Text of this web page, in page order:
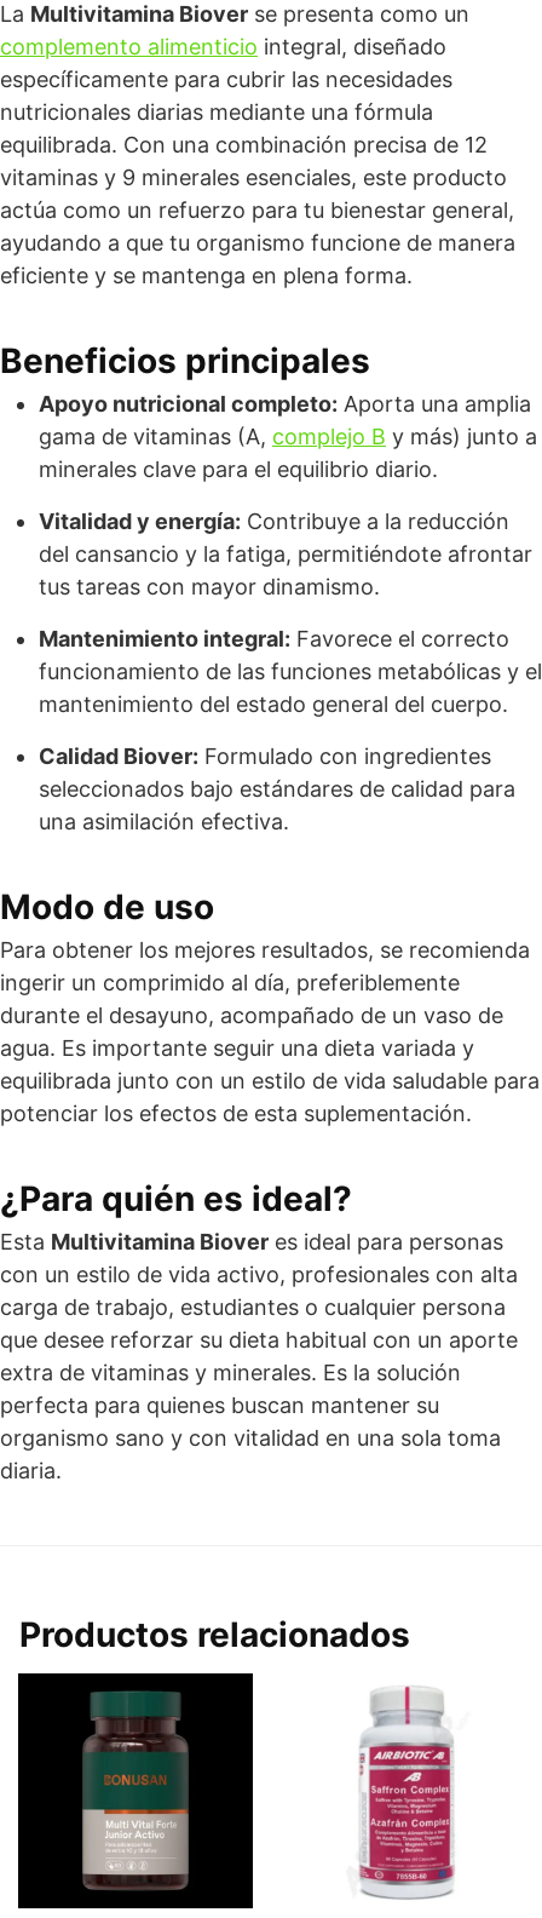
La Multivitamina Biover se presenta como un
complemento alimenticio integral, diseñado
específicamente para cubrir las necesidades
nutricionales diarias mediante una fórmula
equilibrada. Con una combinación precisa de 12
vitaminas y 9 minerales esenciales, este producto
actúa como un refuerzo para tu bienestar general,
ayudando a que tu organismo funcione de manera
eficiente y se mantenga en plena forma.
Beneficios principales
Apoyo nutricional completo: Aporta una amplia
gama de vitaminas (A, complejo B y más) junto a
minerales clave para el equilibrio diario.
Vitalidad y energía: Contribuye a la reducción
del cansancio y la fatiga, permitiéndote afrontar
tus tareas con mayor dinamismo.
Mantenimiento integral: Favorece el correcto
funcionamiento de las funciones metabólicas y el
mantenimiento del estado general del cuerpo.
Calidad Biover: Formulado con ingredientes
seleccionados bajo estándares de calidad para
una asimilación efectiva.
Modo de uso
Para obtener los mejores resultados, se recomienda
ingerir un comprimido al día, preferiblemente
durante el desayuno, acompañado de un vaso de
agua. Es importante seguir una dieta variada y
equilibrada junto con un estilo de vida saludable para
potenciar los efectos de esta suplementación.
¿Para quién es ideal?
Esta Multivitamina Biover es ideal para personas
con un estilo de vida activo, profesionales con alta
carga de trabajo, estudiantes o cualquier persona
que desee reforzar su dieta habitual con un aporte
extra de vitaminas y minerales. Es la solución
perfecta para quienes buscan mantener su
organismo sano y con vitalidad en una sola toma
diaria.
Productos relacionados